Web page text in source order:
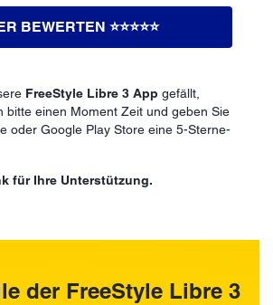
BEWERTEN ⭐️⭐️⭐️⭐️⭐️
FreeStyle Libre 3 App gefällt,
bitte einen Moment Zeit und geben Sie
oder Google Play Store eine 5-Sterne-
für Ihre Unterstützung.
der FreeStyle Libre 3